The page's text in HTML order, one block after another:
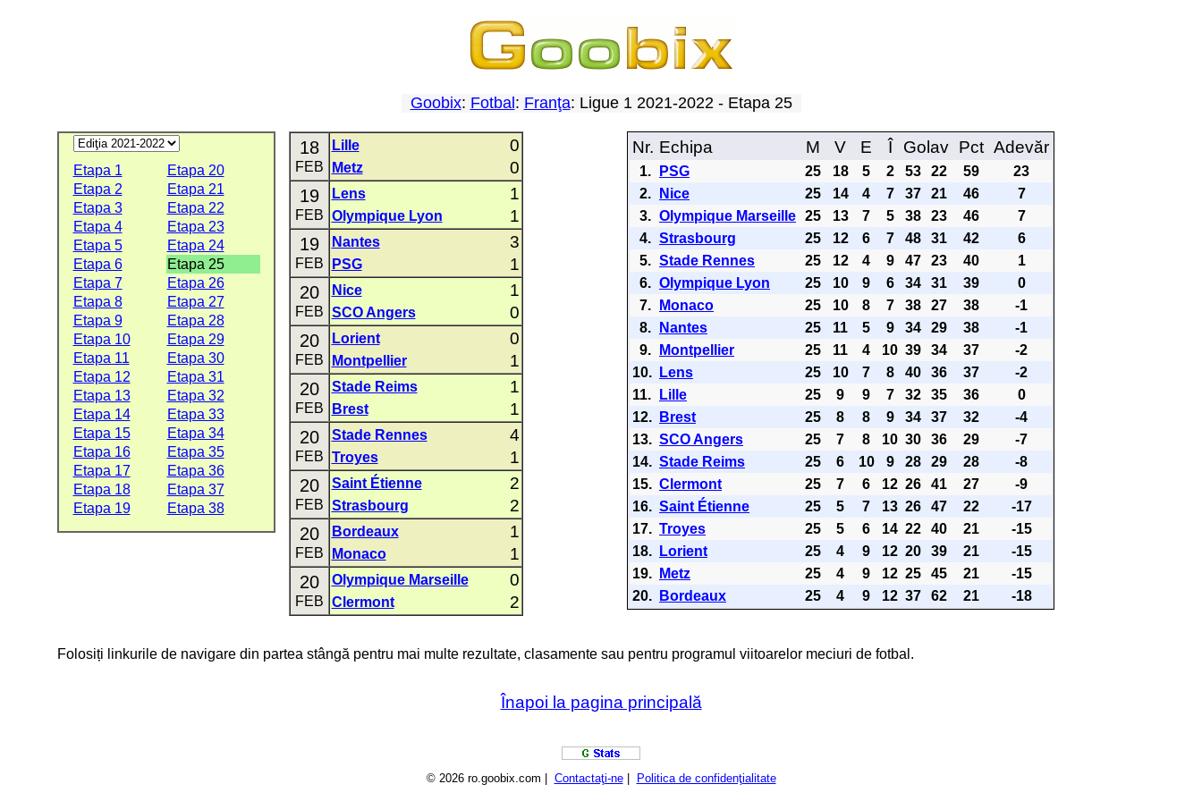
Goobix: Fotbal : Franţa: Ligue 1 2021-2022 - Etapa 25
Etapa 1
Etapa 20
Etapa 2
Etapa 21
Etapa 3
Etapa 22
Etapa 4
Etapa 23
Etapa 5
Etapa 24
Etapa 6
Etapa 25
Etapa 7
Etapa 26
Etapa 8
Etapa 27
Etapa 9
Etapa 28
Etapa 10
Etapa 29
Etapa 11
Etapa 30
Etapa 12
Etapa 31
Etapa 13
Etapa 32
Etapa 14
Etapa 33
Etapa 15
Etapa 34
Etapa 16
Etapa 35
Etapa 17
Etapa 36
Etapa 18
Etapa 37
Etapa 19
Etapa 38
18
FEB
Lille 0
Metz 0
19
FEB
Lens 1
Olympique Lyon 1
19
FEB
Nantes 3
PSG 1
20
FEB
Nice 1
SCO Angers 0
20
FEB
Lorient 0
Montpellier 1
20
FEB
Stade Reims 1
Brest 1
20
FEB
Stade Rennes 4
Troyes 1
20
FEB
Saint Étienne 2
Strasbourg 2
20
FEB
Bordeaux 1
Monaco 1
20
FEB
Olympique Marseille 0
Clermont 2
Nr. Echipa M V E Î Golav Pct Adevăr
1. PSG 25 18 5 2 53 22 59
23
2.
Nice 25 14 4 7 37 21 46
7
3. Olympique Marseille 25 13 7 5 38 23 46
7
4. Strasbourg 25 12 6 7 48 31 42
6
5. Stade Rennes 25 12 4 9 47 23 40
1
6. Olympique Lyon 25 10 9 6 34 31 39
0
7.
Monaco 25 10 8 7 38 27 38
-1
8.
Nantes 25 11 5 9 34 29 38
-1
9.
Montpellier 25 11 4 10 39 34 37
-2
10.
Lens 25 10 7 8 40 36 37
-2
11.
Lille 25 9 9 7 32 35 36
0
12.
Brest 25 8 8 9 34 37 32
-4
13. SCO Angers 25 7 8 10 30 36 29
-7
14. Stade Reims 25 6 10 9 28 29 28
-8
15. Clermont 25 7 6 12 26 41 27
-9
16. Saint Étienne 25 5 7 13 26 47 22
-17
17. Troyes 25 5 6 14 22 40 21
-15
18.
Lorient 25 4 9 12 20 39 21
-15
19.
Metz 25 4 9 12 25 45 21
-15
20.
Bordeaux 25 4 9 12 37 62 21 -18
Folosiți linkurile de navigare din partea stângă pentru mai multe rezultate, clasamente sau pentru programul viitoarelor meciuri de fotbal.
Înapoi la pagina principală
© 2026 ro.goobix.com | Contactaţi-ne| Politica de confidenţialitate